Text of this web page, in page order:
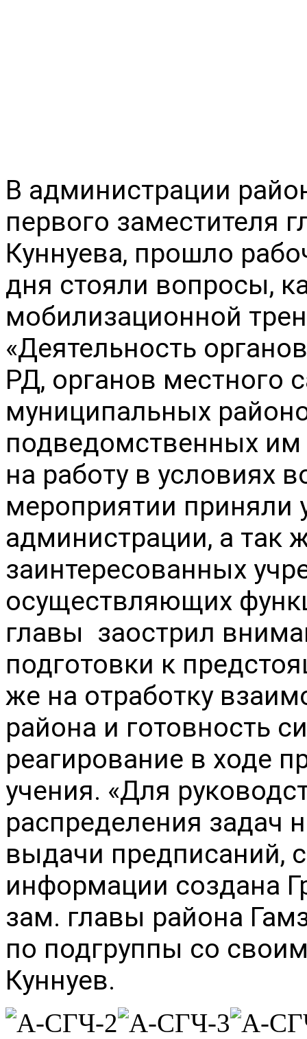
В администрации
первого заместителя
Куннуева, прошло
дня стояли вопросы,
мобилизационной
«Деятельность
РД, органов местного
муниципальных
подведомственных им
на работу в условиях
мероприятии приняли
администрации, а так
заинтересованных
осуществляющих
главы  заострил
подготовки к
же на отработку
района и готовность
реагирование в ходе
учения. «Для
распределения задач
выдачи предписаний,
информации создана
зам. главы района
по подгруппы со
Куннуев.